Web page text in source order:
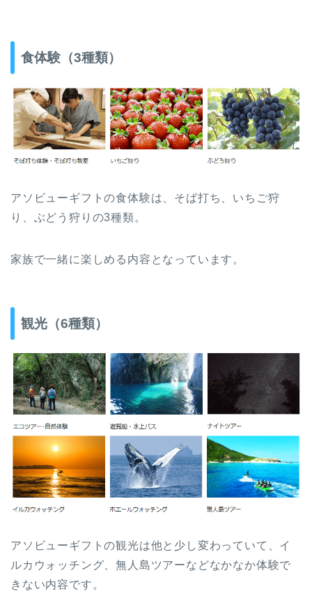
食体験（3種類）
アソビューギフトの食体験は、そば打ち、いちご狩
り、ぶどう狩りの3種類。
家族で一緒に楽しめる内容となっています。
観光（6種類）
アソビューギフトの観光は他と少し変わっていて、イ
ルカウォッチング、無人島ツアーなどなかなか体験で
きない内容です。